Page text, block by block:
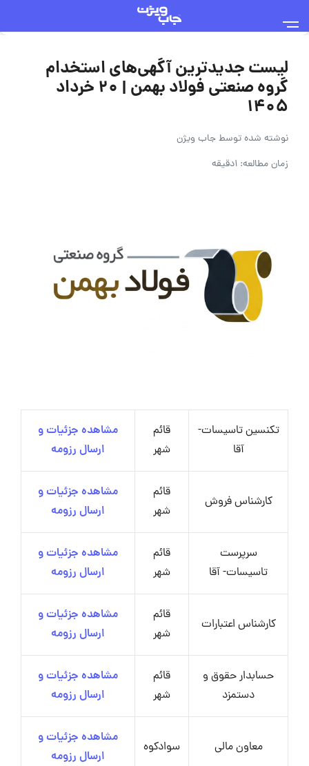
لیست جدیدترین آگهی‌های استخدام
گروه صنعتی فولاد بهمن | ۲۰ خرداد
۱۴۰۵
نوشته شده توسطجاب ویژن
زمان مطالعه: 1دقیقه
تکنسین تاسیسات-
آقا
قائم
شهر
مشاهده جزئیات و
ارسال رزومه
کارشناس فروش
قائم
شهر
مشاهده جزئیات و
ارسال رزومه
سرپرست
تاسیسات- آقا
قائم
شهر
مشاهده جزئیات و
ارسال رزومه
کارشناس اعتبارات
قائم
شهر
مشاهده جزئیات و
ارسال رزومه
حسابدار حقوق و
دستمزد
قائم
شهر
مشاهده جزئیات و
ارسال رزومه
معاون مالی سوادکوه
مشاهده جزئیات و
ارسال رزومه